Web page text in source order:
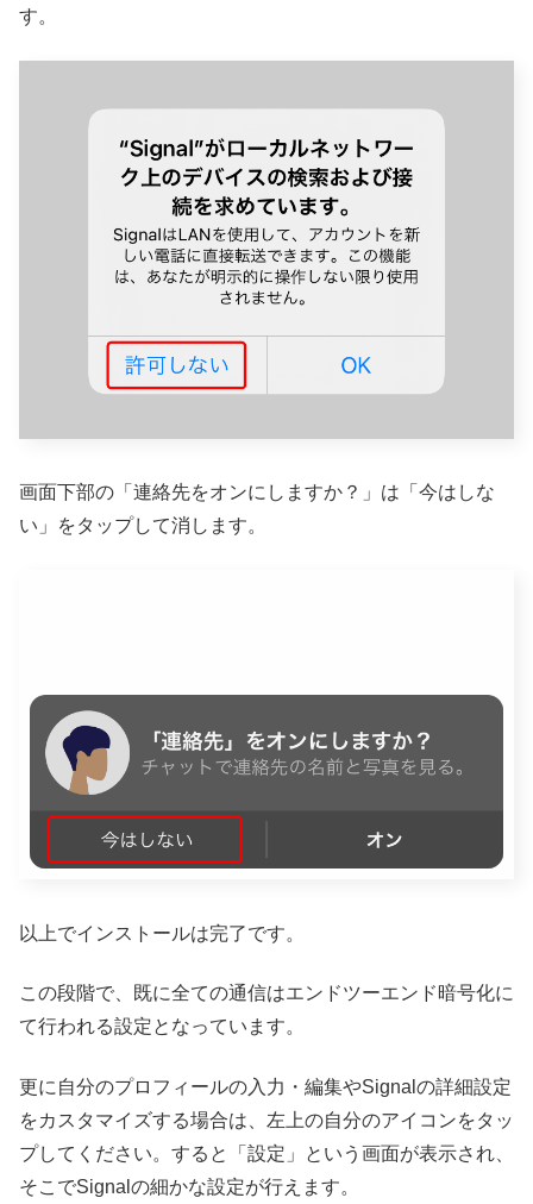
す。
画面下部の「連絡先をオンにしますか？」は「今はしな
い」をタップして消します。
以上でインストールは完了です。
この段階で、既に全ての通信はエンドツーエンド暗号化に
て行われる設定となっています。
更に自分のプロフィールの入力・編集やSignalの詳細設定
をカスタマイズする場合は、左上の自分のアイコンをタッ
プしてください。すると「設定」という画面が表示され、
そこでSignalの細かな設定が行えます。